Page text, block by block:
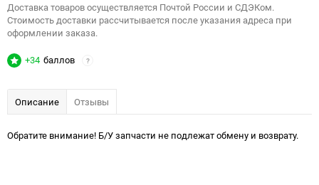
Доставка товаров осуществляется Почтой России и СДЭКом.
Стоимость доставки рассчитывается после указания адреса при
оформлении заказа.
+34 баллов ?
Описание Отзывы
Обратите внимание! Б/У запчасти не подлежат обмену и возврату.